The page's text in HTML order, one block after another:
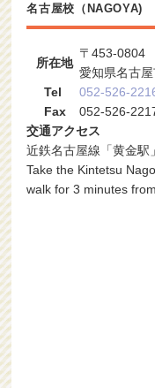
名古屋校（NAGOYA)
所在地
〒453-0804
愛知県名古
Tel
052-526-
Fax
052-526-
交通アクセス
近鉄名古屋線「黄金駅
Take the Kintetsu
walk for 3 minutes